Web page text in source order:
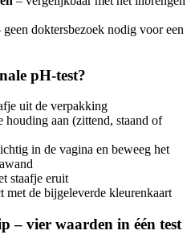
geen doktersbezoek nodig voor een
pH-test?
uit de verpakking
houding aan (zittend, staand of
in de vagina en beweeg het
staafje eruit
met de bijgeleverde kleurenkaart
– vier waarden in één test